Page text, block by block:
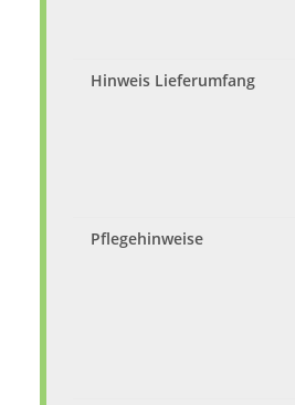
Hinweis Lieferumfang
Pflegehinweise